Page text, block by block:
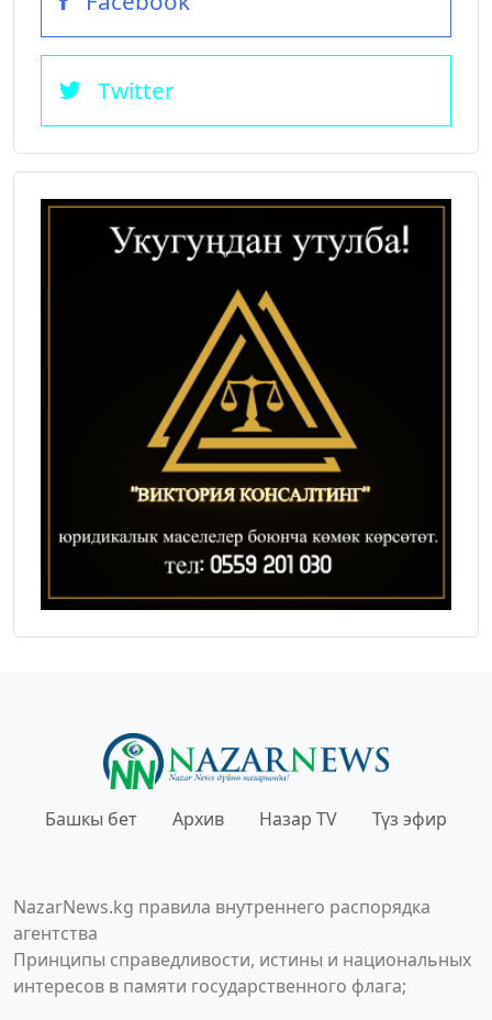
Twitter
Башкы бет Архив Назар TV Түз эфир
NazarNews.kg правила внутреннего распорядка
агентства
Принципы справедливости, истины и национальных
интересов в памяти государственного флага;